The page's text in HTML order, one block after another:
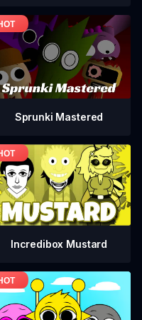
Sprunki Mastered
Incredibox Mustard